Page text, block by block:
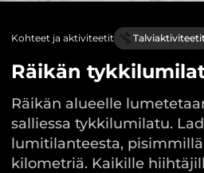
Kohteet ja aktiviteetit
Räikän
Räikän alueelle
salliessa tykkilumilatu.
lumitilanteesta,
kilometriä. Kaikille